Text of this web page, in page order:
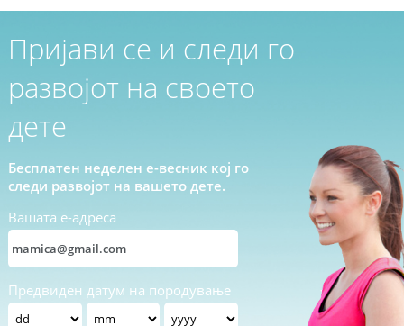
Пријави се и следи го
развојот на своето
дете
Бесплатен неделен е-весник кој го
следи развојот на вашето дете.
Вашата е-адреса
Предвиден датум на породување